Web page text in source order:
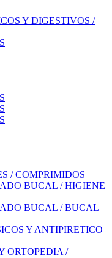
Y DIGESTIVOS /
/ COMPRIMIDOS
BUCAL / HIGIENE
BUCAL / BUCAL
Y ANTIPIRETICO
ORTOPEDIA /